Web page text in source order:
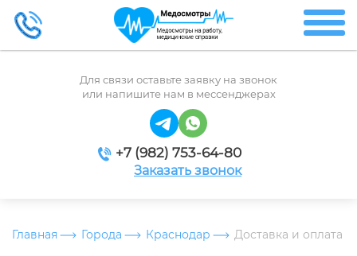
Для связи оставьте заявку на звонок
или напишите нам в мессенджерах
+7 (982) 753-64-80
Заказать звонок
Главная Города Краснодар Доставка и оплата